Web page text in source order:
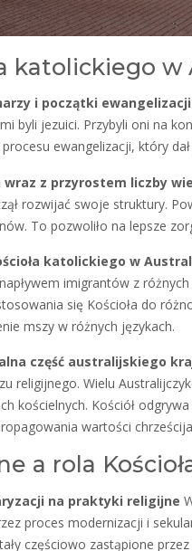
katolickiego w
i początki ewangelizacji
byli jezuici. Przybyli oni na
ewangelizacji, który
z przyrostem liczby
rozwijać swoje struktury.
To pozwoliło na lepsze
katolickiego w
imigrantów z
się Kościoła do
mszy w różnych językach.
część australijskiego
religijnego. Wielu
kościelnych. Kościół
wartości
a rola
na praktyki religijne
proces modernizacji i
częściowo zastąpione